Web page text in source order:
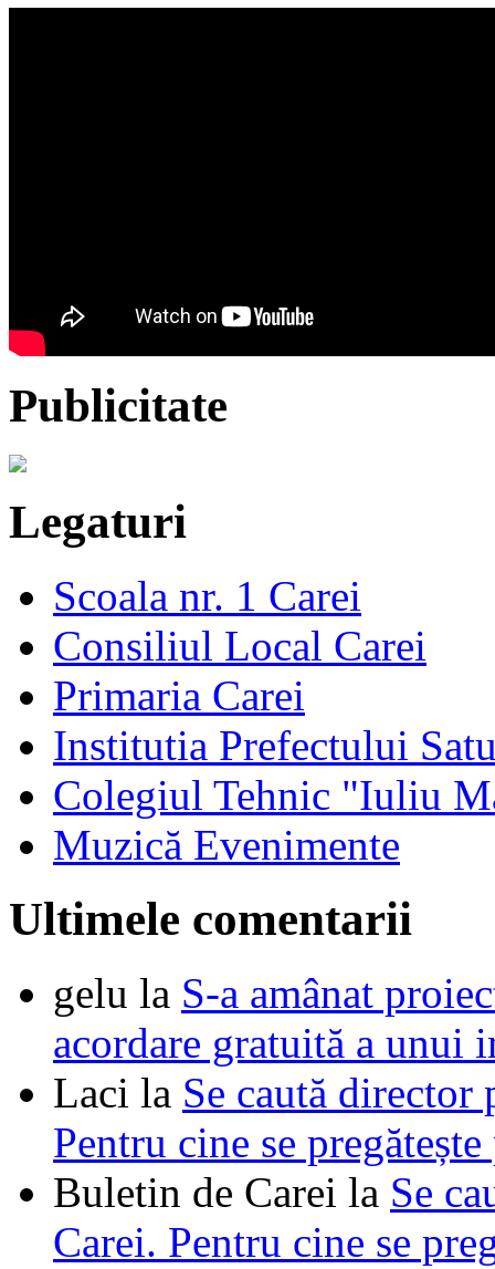
Publicitate
Legaturi
Scoala nr. 1 Carei
Consiliul Local Carei
Primaria Carei
Institutia Prefectului
Colegiul Tehnic "Iuliu
Muzică Evenimente
Ultimele comentarii
gelu la S-a amânat
acordare gratuită a unui
Laci la Se caută
Pentru cine se
Buletin de Carei la Se
Carei. Pentru cine se